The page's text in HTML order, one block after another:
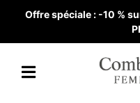
Offre spéciale : -10 %